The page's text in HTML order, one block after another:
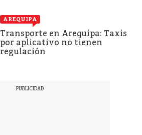
AREQUIPA
Transporte en Arequipa: Taxis
por aplicativo no tienen
regulación